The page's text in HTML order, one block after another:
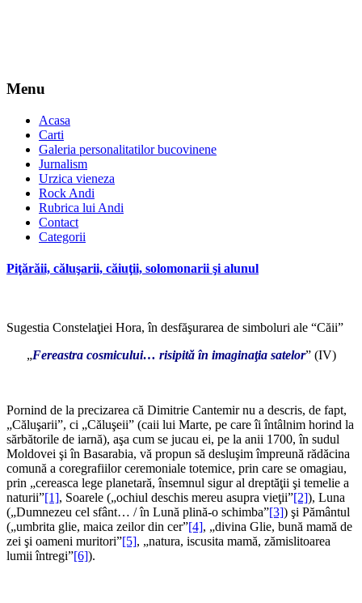
Menu
Acasa
Carti
Galeria personalitatilor bucovinene
Jurnalism
Urzica vieneza
Rock Andi
Rubrica lui Andi
Contact
Categorii
Piţărăii, căluşarii, căiuţii, solomonarii şi alunul
Sugestia Constelaţiei Hora, în desfăşurarea de simboluri ale “Căii”
„Fereastra cosmicului… risipită în imaginaţia satelor” (IV)
Pornind de la precizarea că Dimitrie Cantemir nu a descris, de fapt,
„Căluşarii”, ci „Căluşeii” (caii lui Marte, pe care îi întâlnim horind la
sărbătorile de iarnă), aşa cum se jucau ei, pe la anii 1700, în sudul
Moldovei şi în Basarabia, vă propun să desluşim împreună rădăcina
comună a coregrafiilor ceremoniale totemice, prin care se omagiau,
prin „cereasca lege planetară, însemnul sigur al dreptăţii şi temelie a
naturii”[1], Soarele („ochiul deschis mereu asupra vieţii”[2]), Luna
(„Dumnezeu cel sfânt… / în Lună plină-o schimba”[3]) şi Pământul
(„umbrita glie, maica zeilor din cer”[4], „divina Glie, bună mamă de
zei şi oameni muritori”[5], „natura, iscusita mamă, zămislitoarea
lumii întregi”[6]).